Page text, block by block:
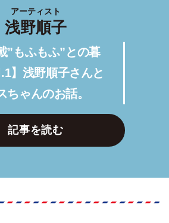
アーティスト
浅野順子
”もふもふ”との暮
】浅野順子さんと
ちゃんのお話。
記事を読む